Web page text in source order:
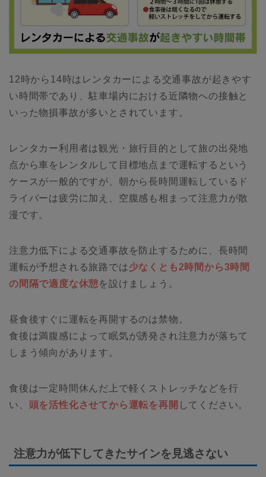
12時から14時はレンタカーによる交通事故が起きやす
い時間帯であり、駐車場内における近隣物への接触と
いった物損事故が多いとされています。
レンタカー利用者は観光・旅行目的として旅の出発地
点から車をレンタルして目標地点まで運転するという
ケースが一般的ですが、朝から長時間運転しているド
ライバーは疲労に加え、空腹感も相まって注意力が散
漫です。
注意力低下による交通事故を防止するために、長時間
運転が予想される旅路では 少なくとも2時間から3時間
の間隔で適度な休憩 を設けましょう。
昼食後すぐに運転を再開するのは禁物。
食後は満腹感によって眠気が誘発され注意力が落ちて
しまう傾向があります。
食後は一定時間休んだ上で軽くストレッチなどを行
い、 頭を活性化させてから運転を再開 してください。
注意力が低下してきたサインを見逃さない